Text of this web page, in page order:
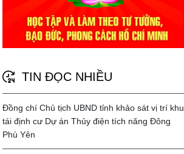
TIN ĐỌC NHIỀU
Đồng chí Chủ tịch UBND tỉnh khảo sát vị trí khu
tái định cư Dự án Thủy điện tích năng Đông
Phù Yên